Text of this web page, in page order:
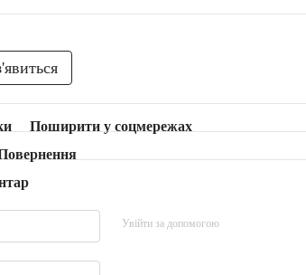
Поширити у соцмережах
Увійти за допомогою